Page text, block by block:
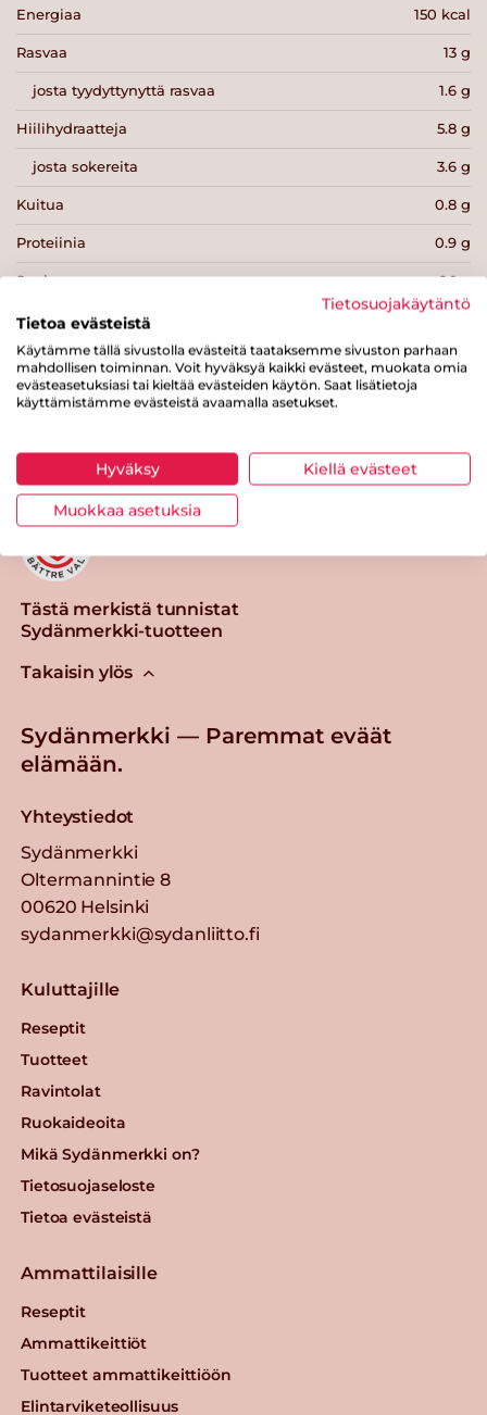
Energiaa 150 kcal
Rasvaa 13 g
josta tyydyttynyttä rasvaa 1.6 g
Hiilihydraatteja 5.8 g
josta sokereita 3.6 g
Kuitua 0.8 g
Proteiinia 0.9 g
Suolaa 0.1 g
Tulosta sivu Jaa tuote
Tästä merkistä tunnistat
Sydänmerkki-tuotteen
Takaisin ylös
Sydänmerkki — Paremmat eväät
elämään.
Yhteystiedot
Sydänmerkki
Oltermannintie 8
00620 Helsinki
sydanmerkki@sydanliitto.fi
Kuluttajille
Reseptit
Tuotteet
Ravintolat
Ruokaideoita
Mikä Sydänmerkki on?
Tietosuojaseloste
Tietoa evästeistä
Ammattilaisille
Reseptit
Ammattikeittiöt
Tuotteet ammattikeittiöön
Elintarviketeollisuus
Tietosuojakäytäntö
Tietoa evästeistä
Käytämme tällä sivustolla evästeitä taataksemme sivuston parhaan
mahdollisen toiminnan. Voit hyväksyä kaikki evästeet, muokata omia
evästeasetuksiasi tai kieltää evästeiden käytön. Saat lisätietoja
käyttämistämme evästeistä avaamalla asetukset.
Hyväksy Kiellä evästeet
Muokkaa asetuksia